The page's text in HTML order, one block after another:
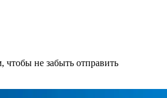
чтобы не забыть отправить